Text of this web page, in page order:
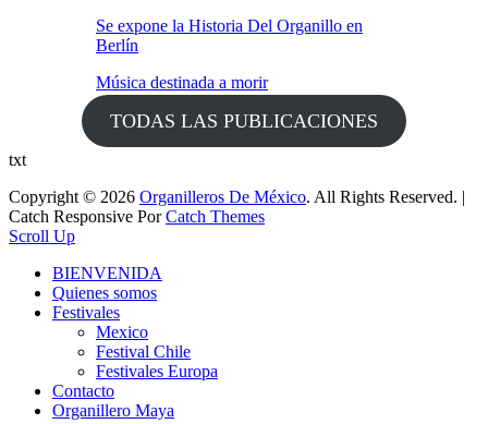
Se expone la Historia Del Organillo en
Berlín
Música destinada a morir
TODAS LAS PUBLICACIONES
txt
Copyright © 2026 Organilleros De México. All Rights Reserved. |
Catch Responsive PorCatch Themes
Scroll Up
BIENVENIDA
Quienes somos
Festivales
Mexico
Festival Chile
Festivales Europa
Contacto
Organillero Maya